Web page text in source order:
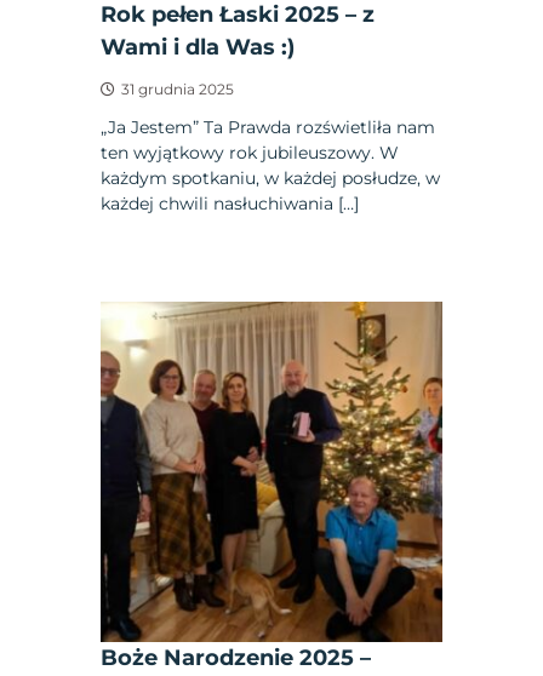
Rok pełen Łaski 2025 – z
Wami i dla Was :)
31 grudnia 2025
„Ja Jestem” Ta Prawda rozświetliła nam
ten wyjątkowy rok jubileuszowy. W
każdym spotkaniu, w każdej posłudze, w
każdej chwili nasłuchiwania […]
Boże Narodzenie 2025 –